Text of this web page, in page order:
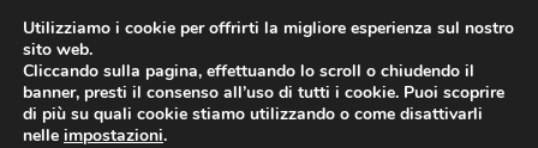
Vai
contenuto
Utilizziamo i cookie per offrirti la migliore esperienza sul nostro
sito web.
Cliccando sulla pagina, effettuando lo scroll o chiudendo il
banner, presti il consenso all’uso di tutti i cookie. Puoi scoprire
di più su quali cookie stiamo utilizzando o come disattivarli
nelle impostazioni.